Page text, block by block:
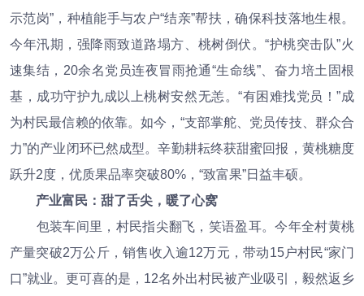
示范岗”，种植能手与农户“结亲”帮扶，确保科技落地生根。
今年汛期，强降雨致道路塌方、桃树倒伏。“护桃突击队”火
速集结，20余名党员连夜冒雨抢通“生命线”、奋力培土固根
基，成功守护九成以上桃树安然无恙。“有困难找党员！”成
为村民最信赖的依靠。如今，“支部掌舵、党员传技、群众合
力”的产业闭环已然成型。辛勤耕耘终获甜蜜回报，黄桃糖度
跃升2度，优质果品率突破80%，“致富果”日益丰硕。
产业富民：甜了舌尖，暖了心窝
包装车间里，村民指尖翻飞，笑语盈耳。今年全村黄桃
产量突破2万公斤，销售收入逾12万元，带动15户村民“家门
口”就业。更可喜的是，12名外出村民被产业吸引，毅然返乡